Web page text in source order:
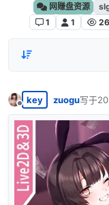
网赚盘资源
1
1
离线
key zuogu写于
最后由